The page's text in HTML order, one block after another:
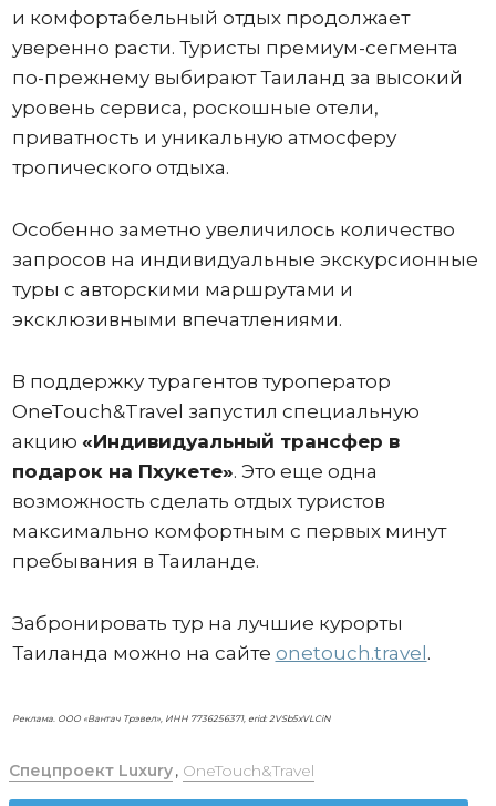
и комфортабельный отдых продолжает
уверенно расти. Туристы премиум-сегмента
по-прежнему выбирают Таиланд за высокий
уровень сервиса, роскошные отели,
приватность и уникальную атмосферу
тропического отдыха.
Особенно заметно увеличилось количество
запросов на индивидуальные экскурсионные
туры с авторскими маршрутами и
эксклюзивными впечатлениями.
В поддержку турагентов туроператор
OneTouch&Travel запустил специальную
акцию «Индивидуальный трансфер в
подарок на Пхукете». Это еще одна
возможность сделать отдых туристов
максимально комфортным с первых минут
пребывания в Таиланде.
Забронировать тур на лучшие курорты
Таиланда можно на сайте onetouch.travel.
Реклама. ООО «Вантач Трэвел», ИНН 7736256371, erid: 2VSb5xVLCiN
Спецпроект Luxury, OneTouch&Travel